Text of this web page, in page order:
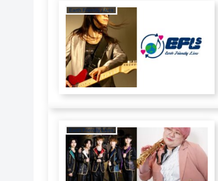
Earth Friendly Lives
Earth Friendly Lives